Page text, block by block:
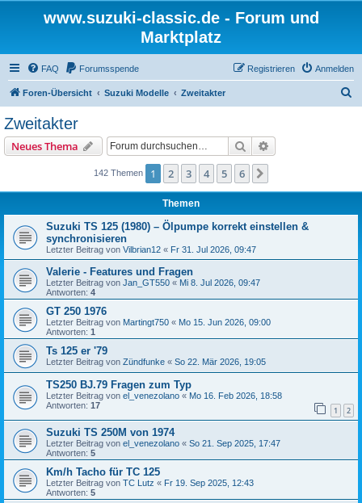
www.suzuki-classic.de - Forum und
Marktplatz
FAQ Forumsspende Anmelden
Registrieren
Foren-Übersicht Suzuki Modelle Zweitakter
Zweitakter
Neues Thema Suche
142 Themen 1 2 3 4 5 6
Themen
Suzuki TS 125 (1980) – Ölpumpe korrekt einstellen &
synchronisieren
Letzter Beitrag von Vilbrian12 « Fr 31. Jul 2026, 09:47
Valerie - Features und Fragen
Letzter Beitrag von Jan_GT550 « Mi 8. Jul 2026, 09:47
Antworten: 4
GT 250 1976
Letzter Beitrag von Martingt750 « Mo 15. Jun 2026, 09:00
Antworten: 1
Ts 125 er '79
Letzter Beitrag von Zündfunke « So 22. Mär 2026, 19:05
TS250 BJ.79 Fragen zum Typ
Letzter Beitrag von el_venezolano « Mo 16. Feb 2026, 18:58
Antworten: 17 1 2
Suzuki TS 250M von 1974
Letzter Beitrag von el_venezolano « So 21. Sep 2025, 17:47
Antworten: 5
Km/h Tacho für TC 125
Letzter Beitrag von TC Lutz « Fr 19. Sep 2025, 12:43
Antworten: 5